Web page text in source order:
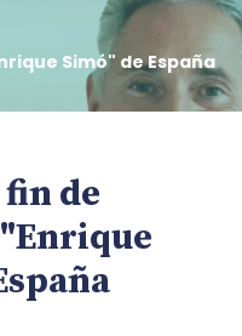
Simó" de España
de